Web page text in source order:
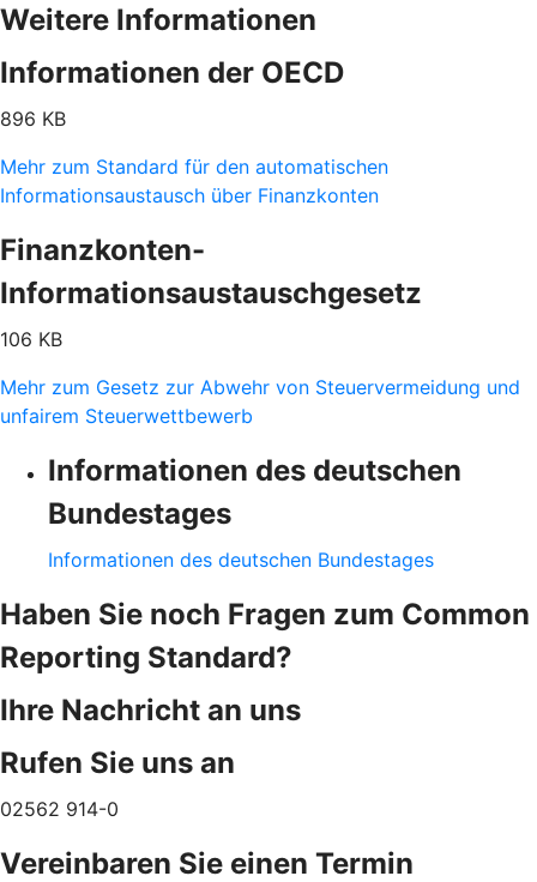
Weitere Informationen
Informationen der OECD
896 KB
Mehr zum Standard für den automatischen
Informationsaustausch über Finanzkonten
Finanzkonten-
Informationsaustauschgesetz
106 KB
Mehr zum Gesetz zur Abwehr von Steuervermeidung und
unfairem Steuerwettbewerb
Informationen des deutschen
Bundestages
Informationen des deutschen Bundestages
Haben Sie noch Fragen zum Common
Reporting Standard?
Ihre Nachricht an uns
Rufen Sie uns an
02562 914-0
Vereinbaren Sie einen Termin